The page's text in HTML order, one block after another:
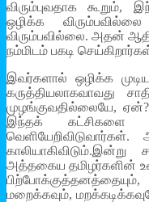
விரும்புவதாக கூறும்,
ஒழிக்க
விரும்பவில்லை. அதன்
நம்மிடம் பகடி
இவர்களால் ஒழிக்க
கருத்தியலாகவாவது
முழங்குவதில்லையே,
இந்தக் கட்சிகளை
அத்தகைய தமிழர்களின்
மறைக்கவும்,